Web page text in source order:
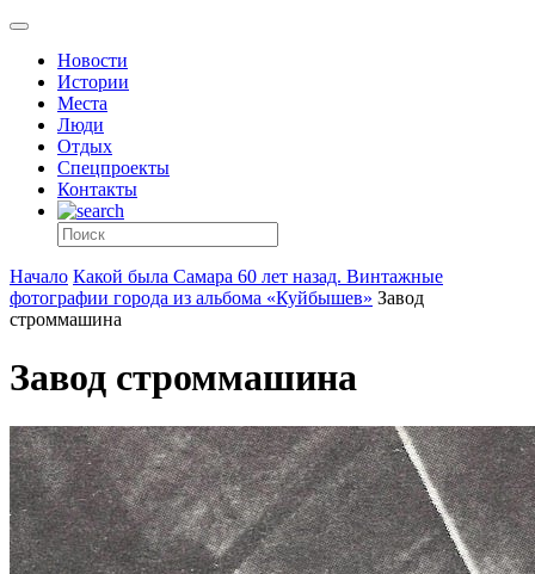
Новости
Истории
Места
Люди
Отдых
Спецпроекты
Контакты
Начало Какой была Самара 60 лет назад. Винтажные
фотографии города из альбома «Куйбышев» Завод
строммашина
Завод строммашина